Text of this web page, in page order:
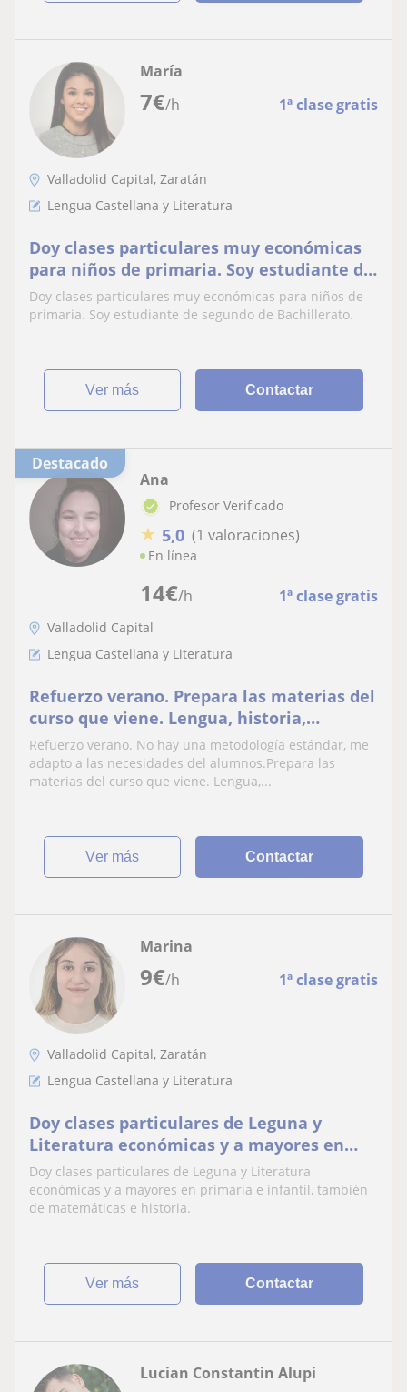
7€/h 1ª clase gratis
María
Valladolid Capital, Zaratán
Lengua Castellana y Literatura
Doy clases particulares muy económicas
para niños de primaria. Soy estudiante de
segundo de Bachillerato
Doy clases particulares muy económicas para niños de
primaria. Soy estudiante de segundo de Bachillerato.
ver más Contactar
Destacado
14€/h 1ª clase gratis
Ana
Profesor Verificado
★ 5,0 (1 valoraciones)
En línea
Valladolid Capital
Lengua Castellana y Literatura
Refuerzo verano. Prepara las materias del
curso que viene. Lengua, historia,
filosofía, técnicas de estudio. Años de
experiencia
Refuerzo verano. No hay una metodología estándar, me
adapto a las necesidades del alumnos.Prepara las
materias del curso que viene. Lengua,...
ver más Contactar
9€/h 1ª clase gratis
Marina
Valladolid Capital, Zaratán
Lengua Castellana y Literatura
Doy clases particulares de Leguna y
Literatura económicas y a mayores en
primaria e infantil, también de
matemáticas e historia
Doy clases particulares de Leguna y Literatura
económicas y a mayores en primaria e infantil, también
de matemáticas e historia.
ver más Contactar
Lucian Constantin Alupi